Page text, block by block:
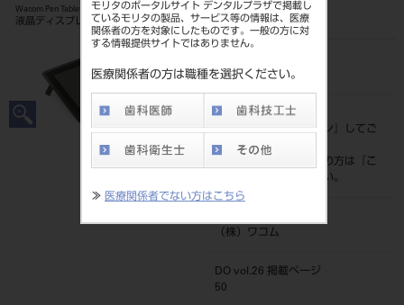
モリタのポータルサイト デンタルプラザで掲載し
ているモリタの製品、サービス等の情報は、医療
関係者の方を対象にしたものです。一般の方に対
する情報提供サイトではありません。
医療関係者の方は職種を選択ください。
≫ 医療関係者でない方はこちら
Wacom Pen Tablet
液晶ディスプレイ
102580881
標準価格
ログイン
』してご
覧ください。
ネット会員登録がまだの方は『
こ
』より登録ください。
（株）ワコム
DO vol.26 掲載ページ
50